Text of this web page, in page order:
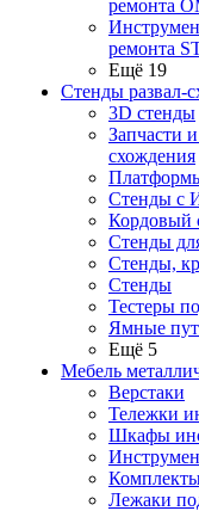
ремонта
ремонта
Ещё 19
Стенды развал-
3D стенды
Запчасти
схождения
Стенды с
Кордовый
Стенды
Стенды,
Стенды
Тестеры
Ямные
Ещё 5
Мебель
Верстаки
Тележки
Шкафы
Лежаки